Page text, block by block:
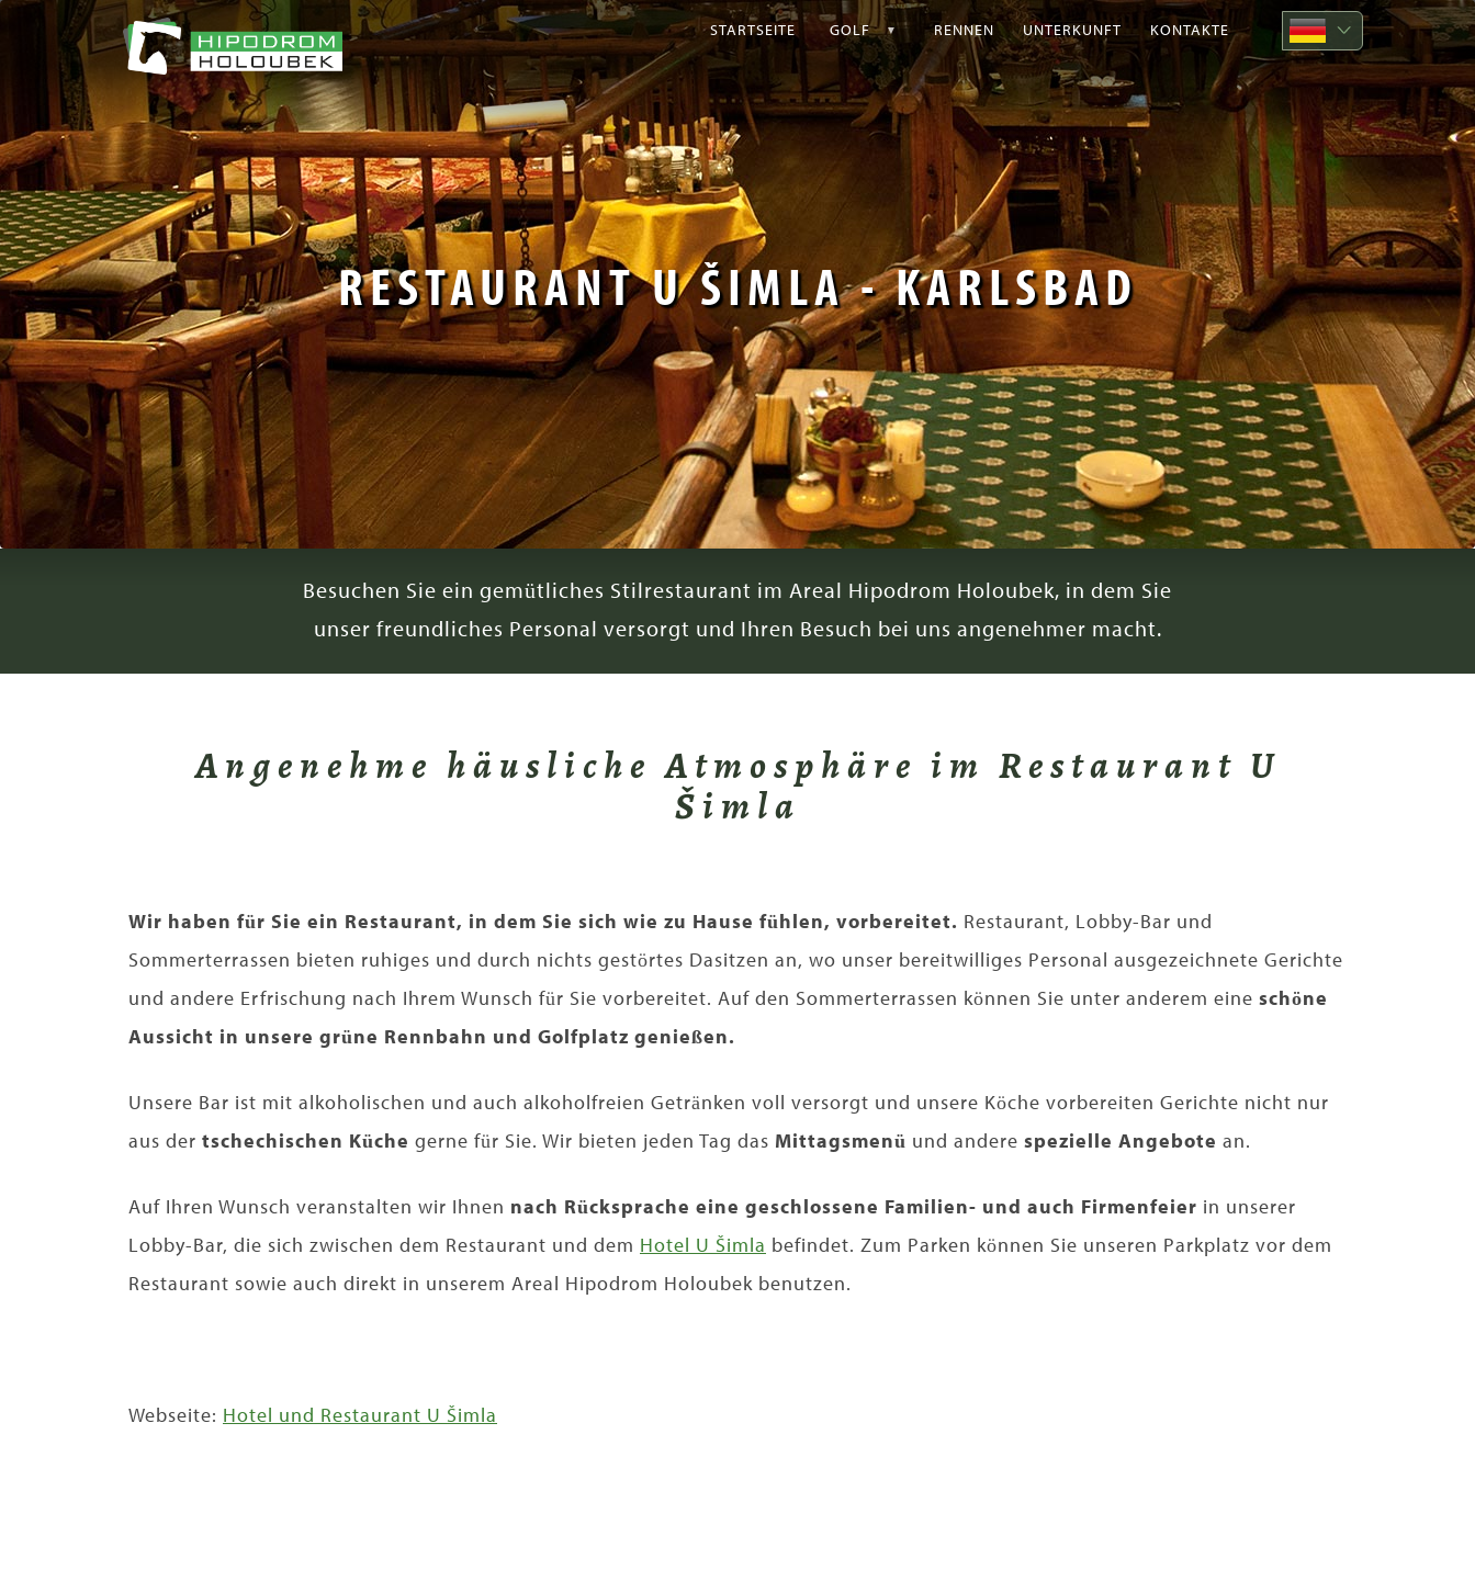
STARTSEITE GOLF RENNEN UNTERKUNFT KONTAKTE
RESTAURANT U ŠIMLA - KARLSBAD
Besuchen Sie ein gemütliches Stilrestaurant im Areal Hipodrom Holoubek, in dem Sie
unser freundliches Personal versorgt und Ihren Besuch bei uns angenehmer macht.
Angenehme häusliche Atmosphäre im Restaurant U
Šimla
Wir haben für Sie ein Restaurant, in dem Sie sich wie zu Hause fühlen, vorbereitet. Restaurant, Lobby-Bar und
Sommerterrassen bieten ruhiges und durch nichts gestörtes Dasitzen an, wo unser bereitwilliges Personal ausgezeichnete Gerichte
und andere Erfrischung nach Ihrem Wunsch für Sie vorbereitet. Auf den Sommerterrassen können Sie unter anderem eine schöne
Aussicht in unsere grüne Rennbahn und Golfplatz genießen.
Unsere Bar ist mit alkoholischen und auch alkoholfreien Getränken voll versorgt und unsere Köche vorbereiten Gerichte nicht nur
aus der tschechischen Küche gerne für Sie. Wir bieten jeden Tag das Mittagsmenü und andere spezielle Angebote an.
Auf Ihren Wunsch veranstalten wir Ihnen nach Rücksprache eine geschlossene Familien- und auch Firmenfeier in unserer
Lobby-Bar, die sich zwischen dem Restaurant und dem Hotel U Šimla befindet. Zum Parken können Sie unseren Parkplatz vor dem
Restaurant sowie auch direkt in unserem Areal Hipodrom Holoubek benutzen.
Webseite: Hotel und Restaurant U Šimla